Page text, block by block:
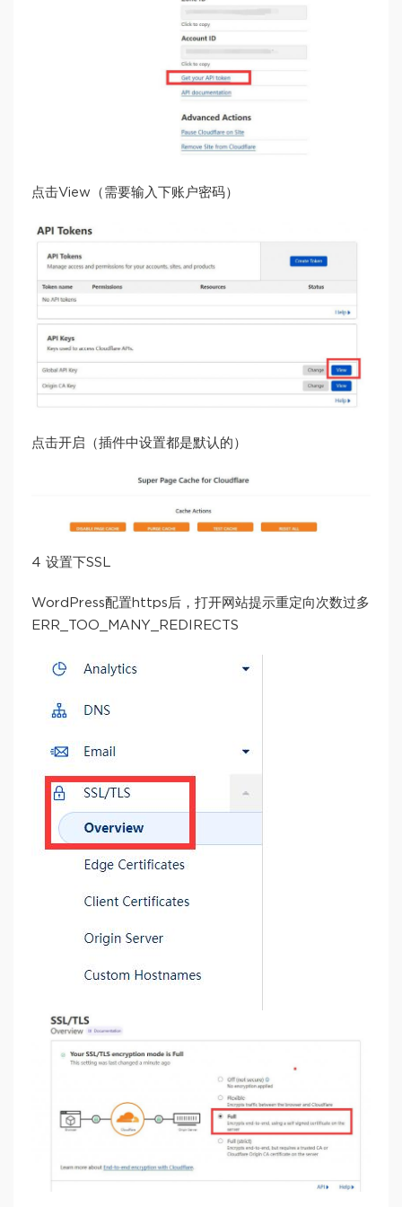
点击View（需要输入下账户密码）
点击开启（插件中设置都是默认的）
4 设置下SSL
WordPress配置https后，打开网站提示重定向次数过多
ERR_TOO_MANY_REDIRECTS